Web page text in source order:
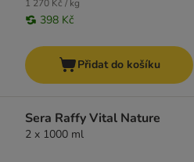
1 270 Kč / kg
398 Kč
Přidat do košíku
Sera Raffy Vital Nature
2 x 1000 ml